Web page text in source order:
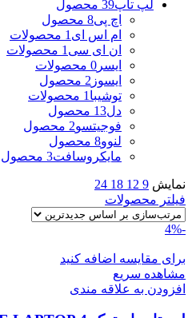
لپ تاپ39 محصول
اچ پی8 محصول
ام اس ای 1 محصولات
ان ای سی 1 محصولات
ایسر 0 محصولات
ایسوز 2 محصول
توشیبا 1 محصولات
دل13 محصول
فوجیتسو2 محصول
لنوو8 محصول
مایکروسافت3 محصول
نمایش 9
12
18
24
فیلتر محصولات
-4%
برای مقایسه اضافه کنید
مشاهده سریع
افزودن به علاقه مندی